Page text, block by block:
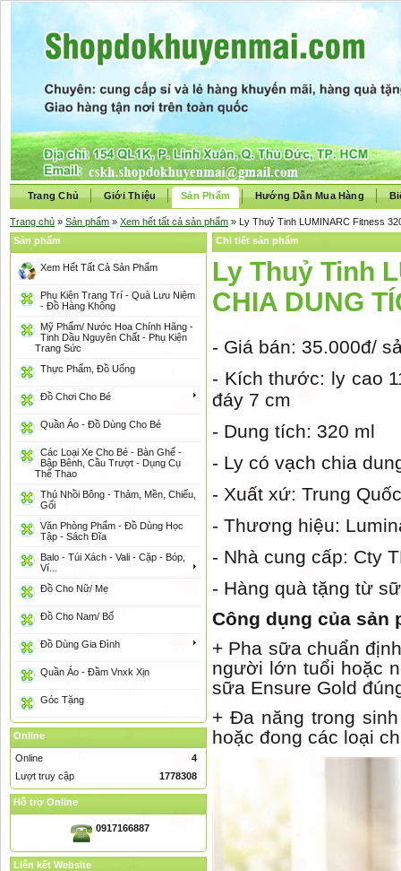
Trang Chủ Giới Thiệu Sản Phẩm Hướng Dẫn Mua Hàng
Trang chủ » Sản phẩm » Xem hết tất cả sản phẩm » Ly Thuỷ Tinh LUMINARC Fitness
Chi tiết sản phẩm
Ly Thuỷ Tinh
CHIA DUNG
- Giá bán: 35.000đ/
- Kích thước: ly cao
đáy 7 cm
- Dung tích: 320 ml
- Ly có vạch chia
- Xuất xứ: Trung Quốc
- Thương hiệu:
- Nhà cung cấp: Cty
- Hàng quà tặng từ
Công dụng của sản
+ Pha sữa chuẩn
người lớn tuổi hoặc
sữa Ensure Gold
+ Đa năng trong
hoặc đong các loại
Sản phẩm
Xem Hết Tất Cả Sản Phẩm
Phụ Kiện Trang Trí - Quà Lưu Niệm
- Đồ Hàng Không
Mỹ Phẩm/ Nước Hoa Chính Hãng -
Tinh Dầu Nguyên Chất - Phụ Kiện
Trang Sức
Thực Phẩm, Đồ Uống
Đồ Chơi Cho Bé
Quần Áo - Đồ Dùng Cho Bé
Các Loại Xe Cho Bé - Bàn Ghế -
Bập Bênh, Cầu Trượt - Dụng Cụ
Thể Thao
Thú Nhồi Bông - Thảm, Mền, Chiếu,
Gối
Văn Phòng Phẩm - Đồ Dùng Học
Tập - Sách Đĩa
Balo - Túi Xách - Vali - Cặp - Bóp,
Ví...
Đồ Cho Nữ/ Mẹ
Đồ Cho Nam/ Bố
Đồ Dùng Gia Đình
Quần Áo - Đầm Vnxk Xịn
Góc Tặng
Online
Online
4
Lượt truy cập
1778308
Hỗ trợ Online
0917166887
Liên kết Website